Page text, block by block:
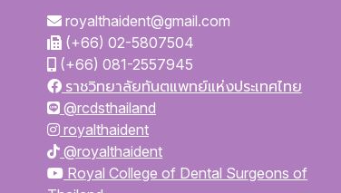
royalthaident@gmail.com
(+66) 02-5807504
(+66) 081-2557945
ราชวิทยาลัยทันตแพทย์แห่งประเทศไทย
@rcdsthailand
royalthaident
@royalthaident
Royal College of Dental Surgeons of